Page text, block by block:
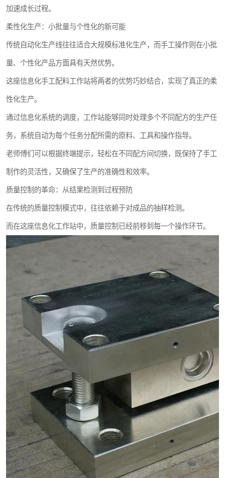
加速成长过程。
柔性化生产：小批量与个性化的新可能
传统自动化生产线往往适合大规模标准化生产，而手工操作则在小批
量、个性化产品方面具有天然优势。
这座信息化手工配料工作站将两者的优势巧妙结合，实现了真正的柔
性化生产。
通过信息化系统的调度，工作站能够同时处理多个不同配方的生产任
务，系统自动为每个任务分配所需的原料、工具和操作指导。
老师傅们可以根据终端提示，轻松在不同配方间切换，既保持了手工
制作的灵活性，又确保了生产的准确性和效率。
质量控制的革命：从结果检测到过程预防
在传统的质量控制模式中，往往依赖于对成品的抽样检测。
而在这座信息化工作站中，质量控制已经前移到每一个操作环节。